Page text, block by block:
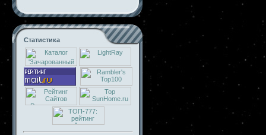
Статистика